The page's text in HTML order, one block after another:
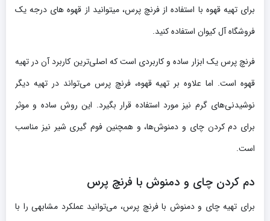
برای تهیه قهوه با استفاده از فرنچ پرس، میتوانید از قهوه های درجه یک
فروشگاه آل کیوان استفاده کنید.
فرنچ پرس یک ابزار ساده و کاربردی است که اصلی‌ترین کاربرد آن در تهیه
قهوه است. اما علاوه بر تهیه قهوه، فرنچ پرس می‌تواند در تهیه دیگر
نوشیدنی‌های گرم نیز مورد استفاده قرار بگیرد. این روش ساده و موثر
برای دم کردن چای و دمنوش‌ها، و همچنین فوم گیری شیر نیز مناسب
است.
دم کردن چای و دمنوش با فرنچ پرس
برای تهیه چای و دمنوش با فرنچ پرس، می‌توانید عملکرد مشابهی را با